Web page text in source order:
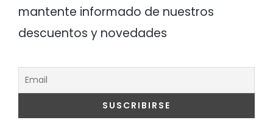
mantente informado de nuestros
descuentos y novedades